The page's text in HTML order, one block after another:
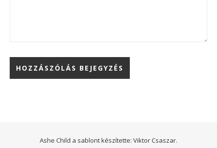
Ashe Child a sablont készítette: Viktor Csaszar.